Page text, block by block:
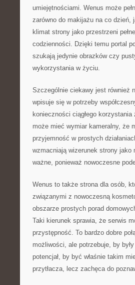
umiejętnościami. Wenus może
zarówno do makijażu na co dzień,
klimat strony jako przestrzeni
codzienności. Dzięki temu portal
szukają jedynie obrazków czy
wykorzystania w życiu.
Szczególnie ciekawy jest również
wpisuje się w potrzeby
konieczności ciągłego
może mieć wymiar kameralny, że
przyjemność w prostych
wzmacniają wizerunek strony
ważne, ponieważ nowoczesne
Wenus to także strona dla osób,
związanymi z nowoczesną
obszarze prostych porad
Taki kierunek sprawia, że serwis
przystępność. To bardzo dobre
możliwości, ale potrzebuje, by
potencjał, by być właśnie takim
przytłacza, lecz zachęca do